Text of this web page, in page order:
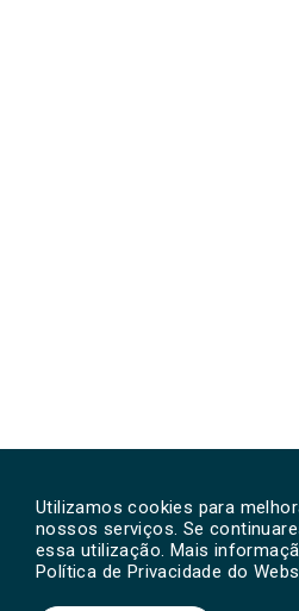
Utilizamos cookies para
nossos serviços. Se
essa utilização. Mais
Política de Privacidade do